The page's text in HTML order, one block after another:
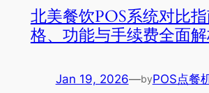
北美餐饮POS系统对比
格、功能与手续费全面
Jan 19, 2026—byPOS点餐